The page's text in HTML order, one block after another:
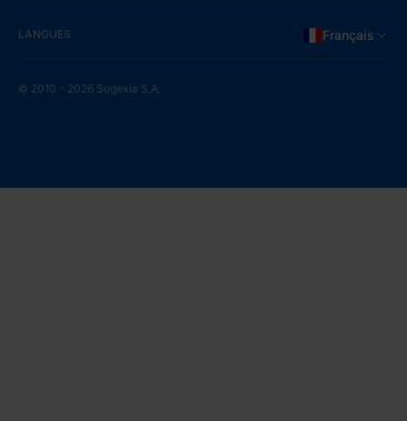
LANGUES Français
© 2010 - 2026 Sogexia S.A.